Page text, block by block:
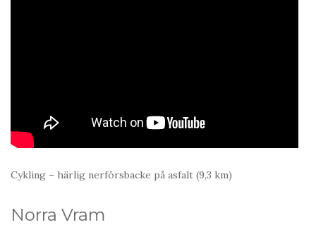
Cykling – härlig nerförsbacke på asfalt (9,3 km)
Norra Vram